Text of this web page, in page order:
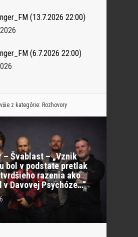
(13.7.2026 22:00)
(6.7.2026 22:00)
z kategórie: Rozhovory
– Švablast – „Vznik
bol v podstate pretlak
razenia ako
Davovej Psychóze…“